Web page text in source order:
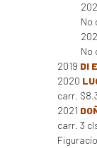
No
No
2019 DI
2020
carr.
2021
carr. 3